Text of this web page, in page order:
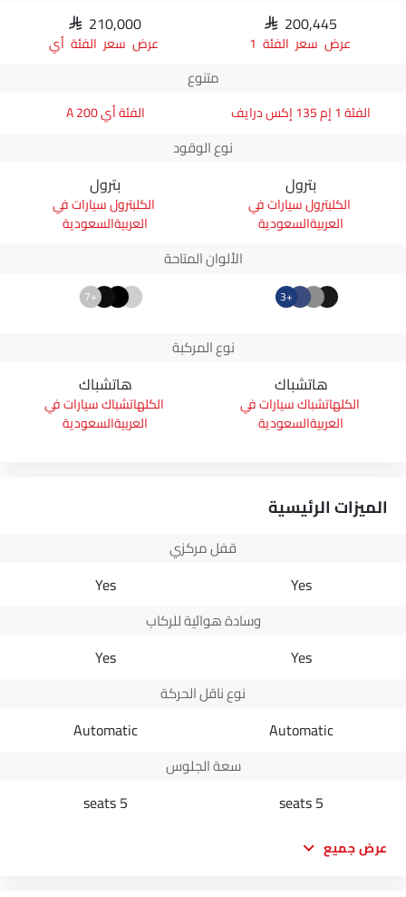
SAR 200,445
سعر الفئة 1
SAR 210,000
سعر الفئة أي
متنوع
الفئة 1 إم 135 إكس درايف الفئة أي A 200
نوع الوقود
بترول
بترول سيارات في
العربيةالسعودية
بترول
بترول سيارات في
العربيةالسعودية
الألوان المتاحة
+3
+7
نوع المركبة
هاتشباك
هاتشباك سيارات في
العربيةالسعودية
هاتشباك
هاتشباك سيارات في
العربيةالسعودية
الميزات الرئيسية
قفل مركزي
Yes
Yes
وسادة هوائية للركاب
Yes
Yes
نوع ناقل الحركة
Automatic
Automatic
سعة الجلوس
5 seats
5 seats
عرض جميع